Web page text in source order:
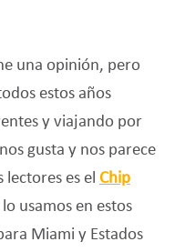
una opinión, pero
estos años
y viajando por
gusta y nos parece
es el Chip
usamos en estos
Miami y Estados